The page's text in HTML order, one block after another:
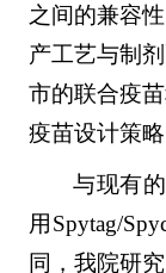
之间的兼容
产工艺与制
市的联合疫
疫苗设计策
与现有
用Spytag/
同，我院研